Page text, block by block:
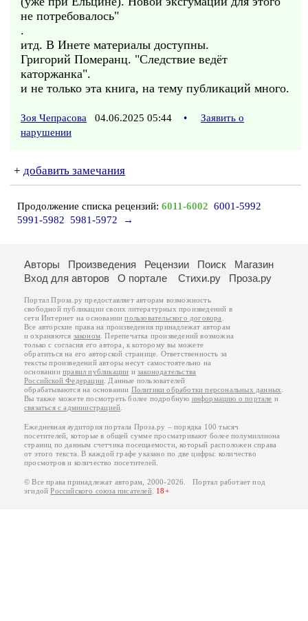
не потребовалось"
.
итд. В Инете материалы доступны.
Григорий Померанц. "Следствие ведёт
каторжанка".
и не только эта книга, на тему публикаций много.
Зоя Чепрасова 04.06.2025 05:44 •
Заявить о
нарушении
+ добавить замечания
Продолжение списка рецензий: 6011-6002 6001-5992
5991-5982 5981-5972 →
Авторы Произведения Рецензии Поиск
Магазин
Вход для авторов
О портале Стихи.ру Проза.ру
Портал Проза.ру предоставляет авторам возможность
свободной публикации своих литературных произведений в
сети Интернет на основаниипользовательского договора
Все авторские права на произведения принадлежат авторам
и охраняются законом . Перепечатка произведений возможна
только с согласия его автора, к которому вы можете
обратиться на его авторской странице. Ответственность за
тексты произведений авторы несут самостоятельно на
основанииправил публикации изаконодательства
Российской Федерации . Данные пользователей
обрабатываются на основании Политики обработки персональных данных
Вы также можете посмотреть более подробную информацию о портале и
связаться с администрацией
Ежедневная аудитория портала Проза.ру – порядка 100 тысяч
посетителей, которые в общей сумме просматривают более полумиллиона
страниц по данным счетчика посещаемости, который расположен справа
от этого текста. В каждой графе указано по две цифры: количество
просмотров и количество посетителей.
© Все права принадлежат авторам, 2000-2026. Портал работает под
эгидойРоссийского союза писателей. 18+